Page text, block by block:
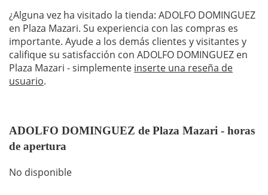
¿Alguna vez ha visitado la tienda: ADOLFO DOMINGUEZ
en Plaza Mazari. Su experiencia con las compras es
importante. Ayude a los demás clientes y visitantes y
califique su satisfacción con ADOLFO DOMINGUEZ en
Plaza Mazari - simplemente inserte una reseña de
usuario.
ADOLFO DOMINGUEZ de Plaza Mazari - horas
de apertura
No disponible